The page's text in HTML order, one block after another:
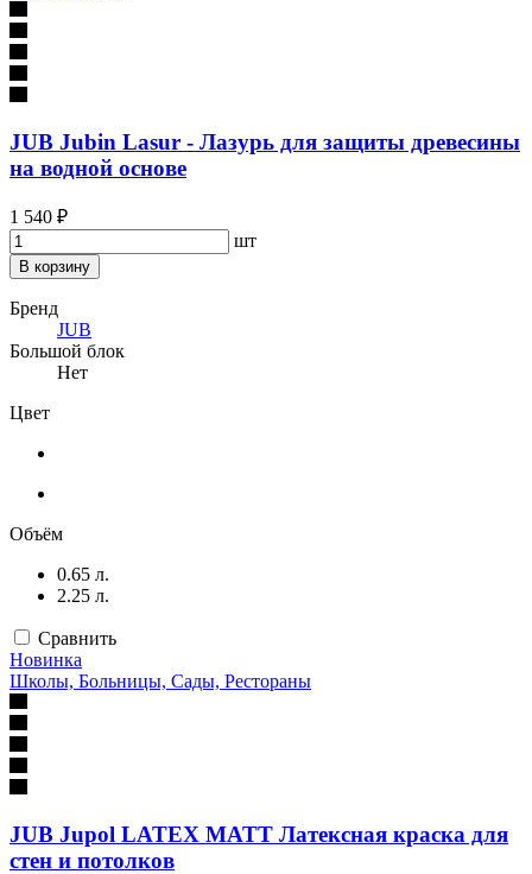
JUB Jubin Lasur - Лазурь для защиты древесины
на водной основе
1 540 ₽
шт
В корзину
Бренд
JUB
Большой блок
Нет
Цвет
Объём
0.65 л.
2.25 л.
Сравнить
Новинка
Школы, Больницы, Сады, Рестораны
JUB Jupol LATEX MATT Латексная краска для
стен и потолков